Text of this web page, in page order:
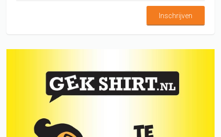
Inschrijven